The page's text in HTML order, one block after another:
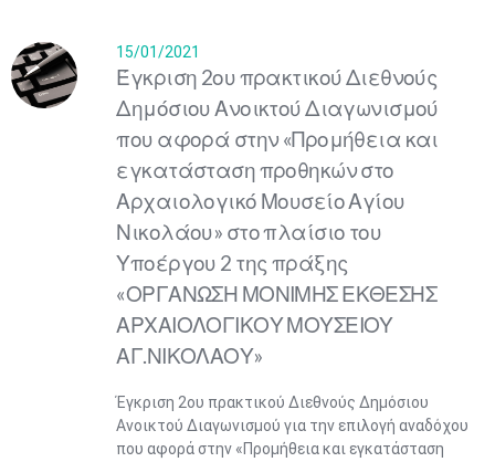
15/01/2021
​Έγκριση 2ου πρακτικού Διεθνούς
Δημόσιου Ανοικτού Διαγωνισμού
που αφορά στην «Προμήθεια και
εγκατάσταση προθηκών στο
Αρχαιολογικό Μουσείο Αγίου
Νικολάου»​ στο πλαίσιο του
Υποέργου 2 της πράξης
«ΟΡΓΑΝΩΣΗ ΜΟΝΙΜΗΣ ΕΚΘΕΣΗΣ
ΑΡΧΑΙΟΛΟΓΙΚΟΥ ΜΟΥΣΕΙΟΥ
ΑΓ.ΝΙΚΟΛΑΟΥ»
Έγκριση 2ου πρακτικού Διεθνούς Δημόσιου
Ανοικτού Διαγωνισμού για την επιλογή αναδόχου
που αφορά στην «Προμήθεια και εγκατάσταση